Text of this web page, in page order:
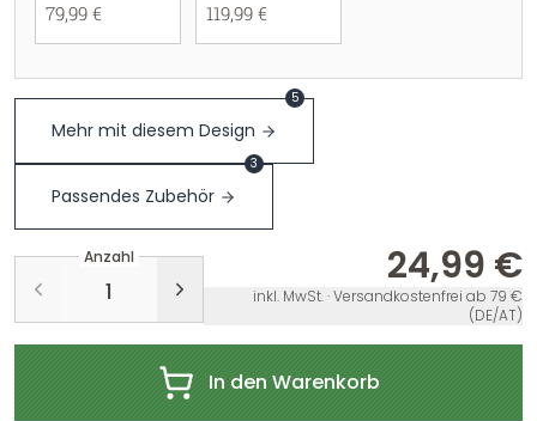
79,99 € 119,99 €
Mehr mit diesem Design
5
Passendes Zubehör
3
Anzahl 24,99 €
inkl. MwSt. · Versandkostenfrei ab 79 €
(DE/AT)
In den Warenkorb